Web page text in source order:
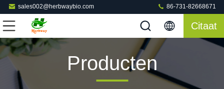
sales002@herbwaybio.com 86-731-82668671
Citaat
Producten